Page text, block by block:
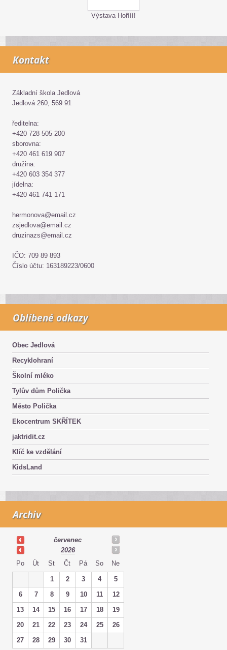
Výstava Hořííí!
Kontakt
Základní škola Jedlová
Jedlová 260, 569 91
ředitelna:
+420 728 505 200
sborovna:
+420 461 619 907
družina:
+420 603 354 377
jídelna:
+420 461 741 171
hermonova@email.cz
zsjedlova@email.cz
druzinazs@email.cz
IČO: 709 89 893
Číslo účtu: 163189223/0600
Oblíbené odkazy
Obec Jedlová
Recyklohraní
Školní mléko
Tylův dům Polička
Město Polička
Ekocentrum SKŘÍTEK
jaktridit.cz
Klíč ke vzdělání
KidsLand
Archiv
červenec
2026
Po
Út St Čt Pá So Ne
1 2 3 4
5
6
7 8 9 10 11
12
13
14 15 16 17 18
19
20
21 22 23 24 25
26
27
28 29 30 31